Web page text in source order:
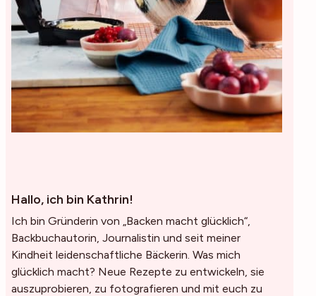
Hallo, ich bin Kathrin!
Ich bin Gründerin von „Backen macht glücklich“,
Backbuchautorin, Journalistin und seit meiner
Kindheit leidenschaftliche Bäckerin. Was mich
glücklich macht? Neue Rezepte zu entwickeln, sie
auszuprobieren, zu fotografieren und mit euch zu